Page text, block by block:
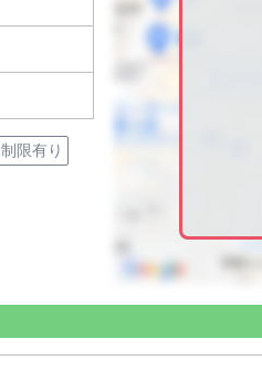
限有り